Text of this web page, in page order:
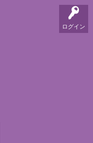
ログイン